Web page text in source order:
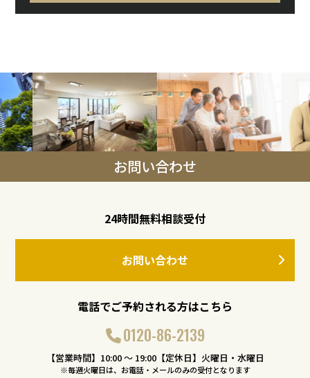
お問い合わせ
24時間無料相談受付
お問い合わせ
電話でご予約される方はこちら
0120-86-2139
【営業時間】10:00 〜 19:00【定休日】火曜日・水曜日
※毎週火曜日は、お電話・メールのみの受付となります